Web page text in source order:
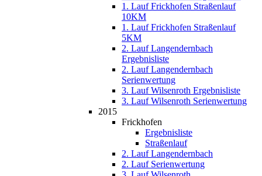
1. Lauf Frickhofen Straßenlauf
10KM
1. Lauf Frickhofen Straßenlauf
5KM
2. Lauf Langendernbach
Ergebnisliste
2. Lauf Langendernbach
Serienwertung
3. Lauf Wilsenroth Ergebnisliste
3. Lauf Wilsenroth Serienwertung
2015
Frickhofen
Ergebnisliste
Straßenlauf
2. Lauf Langendernbach
2. Lauf Serienwertung